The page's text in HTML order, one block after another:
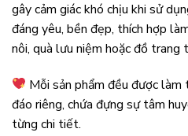
gây cảm giác khó chịu khi sử
đáng yêu, bền đẹp, thích hợp
nôi, quà lưu niệm hoặc đồ trang
Mỗi sản phẩm đều được
đáo riêng, chứa đựng sự tâm
từng chi tiết.